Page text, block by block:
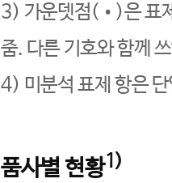
3) 가운뎃점(•)은 표
줌. 다른 기호와 함께
4) 미분석 표제 항은
품사별 현황1)